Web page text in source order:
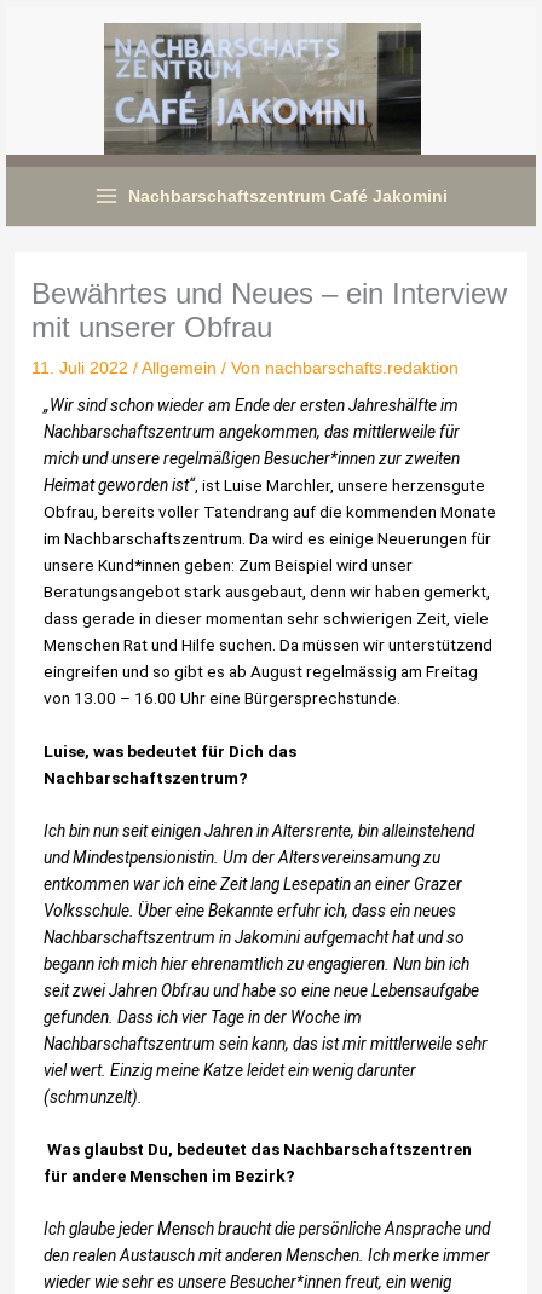
Nachbarschaftszentrum Café Jakomini
Bewährtes und Neues – ein Interview
mit unserer Obfrau
11. Juli 2022/Allgemein / Von nachbarschafts.redaktion
„Wir sind schon wieder am Ende der ersten Jahreshälfte im
Nachbarschaftszentrum angekommen, das mittlerweile für
mich und unsere regelmäßigen Besucher*innen zur zweiten
Heimat geworden ist“, ist Luise Marchler, unsere herzensgute
Obfrau, bereits voller Tatendrang auf die kommenden Monate
im Nachbarschaftszentrum. Da wird es einige Neuerungen für
unsere Kund*innen geben: Zum Beispiel wird unser
Beratungsangebot stark ausgebaut, denn wir haben gemerkt,
dass gerade in dieser momentan sehr schwierigen Zeit, viele
Menschen Rat und Hilfe suchen. Da müssen wir unterstützend
eingreifen und so gibt es ab August regelmässig am Freitag
von 13.00 – 16.00 Uhr eine Bürgersprechstunde.
Luise, was bedeutet für Dich das
Nachbarschaftszentrum?
Ich bin nun seit einigen Jahren in Altersrente, bin alleinstehend
und Mindestpensionistin. Um der Altersvereinsamung zu
entkommen war ich eine Zeit lang Lesepatin an einer Grazer
Volksschule. Über eine Bekannte erfuhr ich, dass ein neues
Nachbarschaftszentrum in Jakomini aufgemacht hat und so
begann ich mich hier ehrenamtlich zu engagieren. Nun bin ich
seit zwei Jahren Obfrau und habe so eine neue Lebensaufgabe
gefunden. Dass ich vier Tage in der Woche im
Nachbarschaftszentrum sein kann, das ist mir mittlerweile sehr
viel wert. Einzig meine Katze leidet ein wenig darunter
(schmunzelt).
Was glaubst Du, bedeutet das Nachbarschaftszentren
für andere Menschen im Bezirk?
Ich glaube jeder Mensch braucht die persönliche Ansprache und
den realen Austausch mit anderen Menschen. Ich merke immer
wieder wie sehr es unsere Besucher*innen freut, ein wenig